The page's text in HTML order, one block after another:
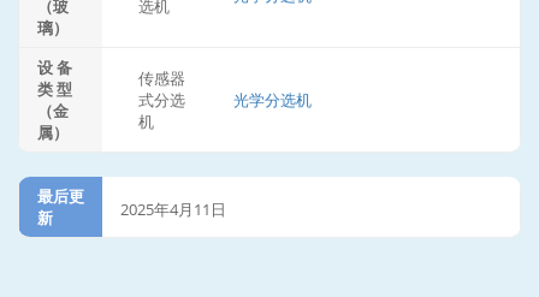
（玻
璃）
选机
设 备
类 型
（金
属）
传感器
式分选
机
光学分选机
最后更
新
2025年4月11日